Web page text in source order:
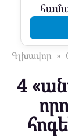
Գլխավոր »
4